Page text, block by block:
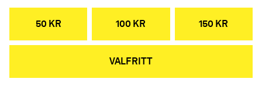
50 KR 100 KR 150 KR
VALFRITT